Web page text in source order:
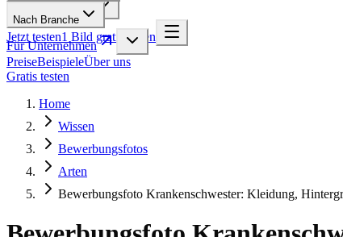
Für Unternehmen
Jetzt testen1 Bild gratis testen
Nach Branche
Für Unternehmen
PreiseBeispieleÜber uns
Gratis testen
Home
Wissen
Bewerbungsfotos
Arten
Bewerbungsfoto Krankenschwester: Kleidung,